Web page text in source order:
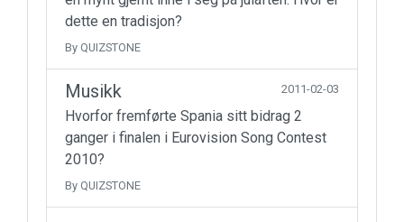
dette en tradisjon?
By QUIZSTONE
Musikk 2011-02-03
Hvorfor fremførte Spania sitt bidrag 2
ganger i finalen i Eurovision Song Contest
2010?
By QUIZSTONE